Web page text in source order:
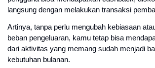
langsung dengan melakukan transaksi
Artinya, tanpa perlu mengubah kebiasaan
beban pengeluaran, kamu tetap bisa
dari aktivitas yang memang sudah menjadi
kebutuhan bulanan.